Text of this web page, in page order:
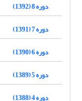
دوره 8 (1392)
دوره 7 (1391)
دوره 6 (1390)
دوره 5 (1389)
دوره 4 (1388)